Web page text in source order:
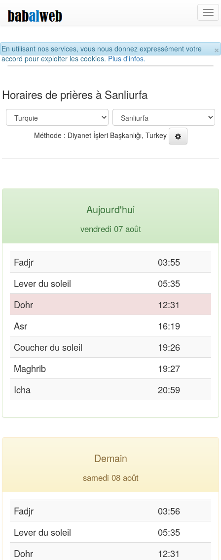
×
En utilisant nos services, vous nous donnez expressément votre
accord pour exploiter les cookies.Plus d'infos.
Horaires de prières à Sanliurfa
Méthode : Diyanet İşleri Başkanlığı, Turkey
Aujourd'hui
vendredi 07 août
Fadjr
03:55
Lever du soleil
05:35
Dohr
12:31
Asr
16:19
Coucher du soleil
19:26
Maghrib
19:27
Icha
20:59
Demain
samedi 08 août
Fadjr
03:56
Lever du soleil
05:35
Dohr
12:31